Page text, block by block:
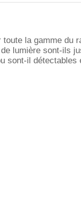
la gamme du
lumière sont-ils
sont-il